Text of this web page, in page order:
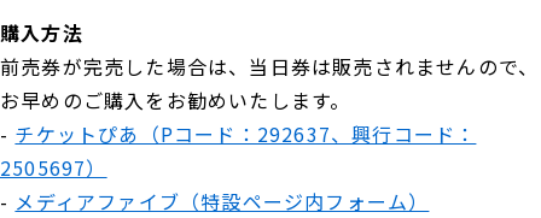
購入方法
前売券が完売した場合は、当日券は販売されませんので、
お早めのご購入をお勧めいたします。
- チケットぴあ（Pコード：292637、興行コード：
2505697）
- メディアファイブ（特設ページ内フォーム）